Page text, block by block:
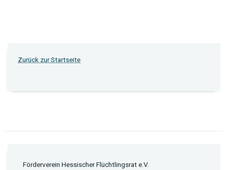
Zurück zur Startseite
Förderverein Hessischer Flüchtlingsrat e.V.